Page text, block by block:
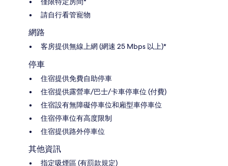
請自行看管寵物
網路
客房提供無線上網 (網速 25 Mbps 以上)*
停車
住宿提供免費自助停車
住宿提供露營車/巴士/卡車停車位 (付費)
住宿設有無障礙停車位和廂型車停車位
住宿停車位有高度限制
住宿提供路外停車位
其他資訊
指定吸煙區 (有罰款規定)